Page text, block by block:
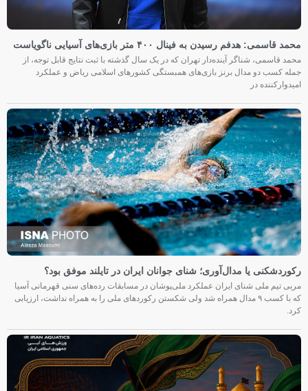
محمد قاسمی: هدفم رسیدن به فینال ۴۰۰ متر بازی‌های آسیایی ناگویاست
محمد قاسمی، شناگر آینده‌دار تهران که در یک سال گذشته با ثبت نتایج قابل توجه، از
جمله کسب دو مدال برنز بازی‌های همبستگی کشورهای اسلامی ریاض و عملکرد
امیدوارکننده در
رکوردشکنی یا مدال‌آوری؛ شنای جوانان ایران در تایلند موفق بود؟
مربی تیم ملی شنای ایران عملکرد ملی‌پوشان در مسابقات رده‌های سنی قهرمانی آسیا
که با کسب ۹ مدال همراه شد ولی شکستن رکوردهای ملی را به همراه نداشت، ارزیابی
کرد.